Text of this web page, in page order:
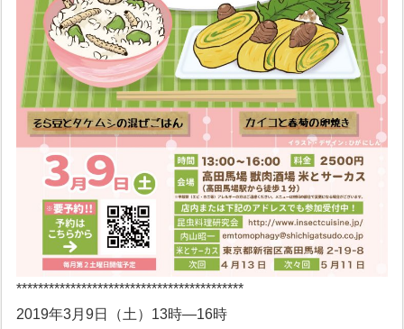
******************************************
2019年3月9日（土）13時―16時